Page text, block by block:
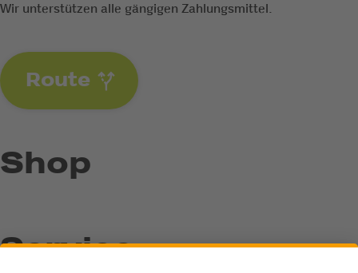
Wir unterstützen alle gängigen Zahlungsmittel.
Route
Shop
Service